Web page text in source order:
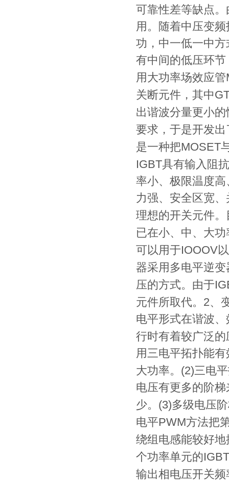
可靠性差等缺点
用。随着中压变
功，中一低一中
有中间的低压环
用大功率场效应管
关断元件，其中
出谐波分量更小
要求，于是开发
是一种把MOSET
IGBT具有输入阻
率小、极限温度
力强、安全区宽
理想的开关元件
已在小、中、大
可以用于IOOOV
器采用多电平逆
压的方式。由于
元件所取代。 2、
电平形式在谐波
行时有着较广泛
用三电平拓扑能
大功率。 (2)三电
电压有更多的阶
少。 (3)多级电压
电平PWM方法把
绕组电感能较好
个功率单元的IGBT
输出相电压开关频